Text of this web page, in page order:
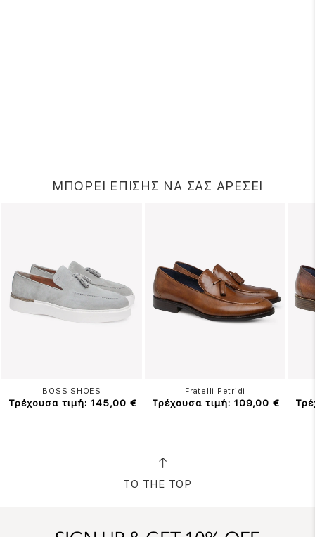
ΜΠΟΡΕΙ ΕΠΙΣΗΣ ΝΑ ΣΑΣ ΑΡΕΣΕΙ
BOSS SHOES
Τρέχουσα τιμή: 145,00 €
Fratelli Petridi
Τρέχουσα τιμή: 109,00 €
TO THE TOP